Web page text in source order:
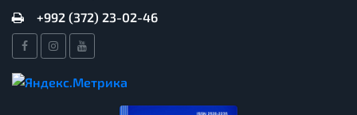
+992 (372) 23-02-46